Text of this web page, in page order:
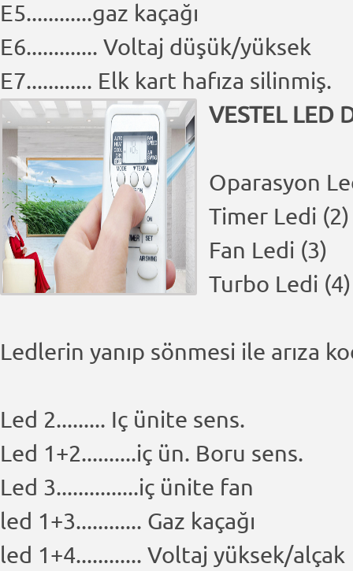
E5............gaz kaçağı
E6............. Voltaj düşük/yüksek
E7............ Elk kart hafıza silinmiş.
VESTEL LED
Oparasyon
Timer Ledi (2)
Fan Ledi (3)
Turbo Ledi (4)
Ledlerin yanıp sönmesi ile arıza
Led 2......... Iç ünite sens.
Led 1+2..........iç ün. Boru sens.
Led 3...............iç ünite fan
led 1+3............ Gaz kaçağı
led 1+4............ Voltaj yüksek/alçak